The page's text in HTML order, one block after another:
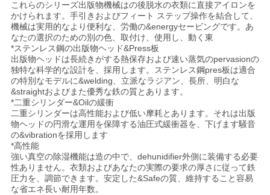
地
図
PRIVACY
POLICY
これらのシリーズ出版物機械はの後脱水の衣類に直接アイロンを
かけられます。手引きおよびフィート ステップ操作を結合して、
機械は実用的なより便利な、労働の&energyセービングです。あ
なたの選択のための別の色、取付け、使用し、動く東
*ステンレス鋼の出版物ヘッド&Press板
出版物ヘッドは長続きがする熱保存および速い蒸気のpervasionの
独特な科学的な設計を、採用します。ステンレス鋼pres板は適合
の特別なモデルに&welding、立派なラジアン、長所、明白な
&straightおよびまた優秀な鉄の質とあります。
*二重シリンダー&Oilの緩衝
二重シリンダーは高性能および低い摩耗とあります。それは出版
物ヘッドの円滑な運用を保障する油圧式緩衝器を、下げます騒音
の&vibrationを採用します
*高性能
強い真空の除湿機能は造の中で、dehunidifier外側に装備する必要
性ありません。衣類およびあなたの実際の要求の厚さに従って鉄
圧力を、調節できます。安定した&Safeの質、維持すること容易
な省エネ長い耐用年数。